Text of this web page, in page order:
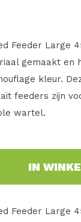
Feeder Large
gemaakt en
kleur.
feeders zijn
wartel.
IN
Feeder Large